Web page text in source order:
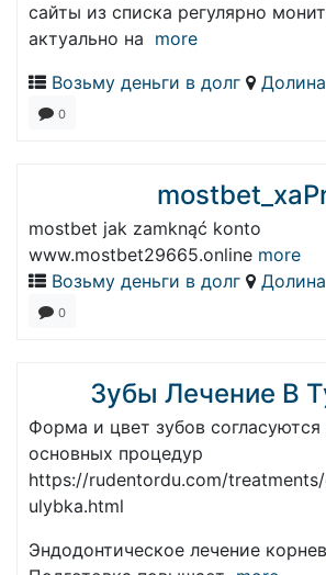
сайты из списка регулярно
актуально на more
Возьму деньги в долг
Долина
0
mostbet jak zamknąć konto
www.mostbet29665.online more
Возьму деньги в долг
Долина
0
Зубы Лечение В
Форма и цвет зубов согласуются
основных процедур
https://rudentordu.com/
ulybka.html
Эндодонтическое лечение